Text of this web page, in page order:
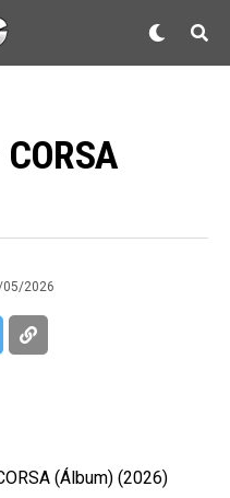
05/2026
(Álbum) (2026)